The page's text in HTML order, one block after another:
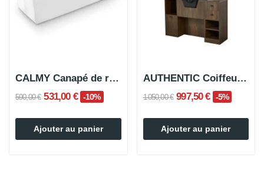
CALMY Canapé de réception
590,00 € 531,00 € -10%
Ajouter au panier
AUTHENTIC Coiffeuse Miroir Barbier en bois avec...
1 050,00 € 997,50 € -5%
Ajouter au panier